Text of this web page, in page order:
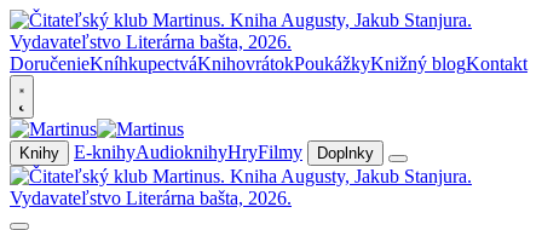
DoručenieKníhkupectváKnihovrátokPoukážkyKnižný blogKontakt
Knihy E-knihyAudioknihyHryFilmy Doplnky